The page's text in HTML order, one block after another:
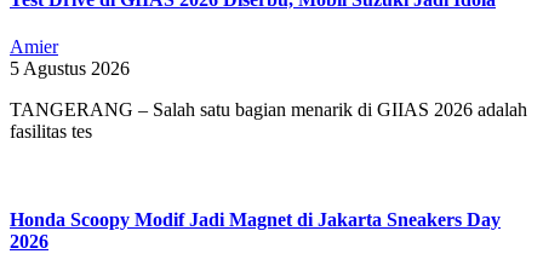
Amier
5 Agustus 2026
TANGERANG – Salah satu bagian menarik di GIIAS 2026 adalah
fasilitas tes
Honda Scoopy Modif Jadi Magnet di Jakarta Sneakers Day
2026